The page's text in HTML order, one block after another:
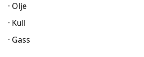
· Olje
· Kull
· Gass